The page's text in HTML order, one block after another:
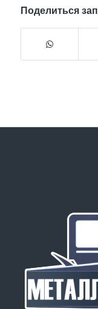
Поделиться